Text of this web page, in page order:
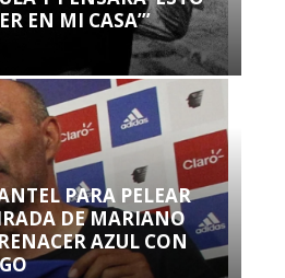
EN MI CASA’”
PARA PELEAR
DE MARIANO
AZUL CON